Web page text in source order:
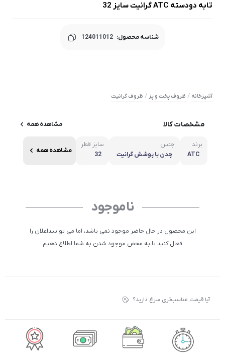
تابه دودسته ATC گرانیت سایز 32
شناسه محصول: 124011012
آشپزخانه / ظروف پخت و پز / ظروف گرانیت
مشخصات کالا مشاهده همه
برند
ATC
جنس
چدن با پوشش گرانیت
سایز قطر
32
مشاهده همه
ناموجود
این محصول در حال حاضر موجود نمی باشد، اما می توانیداعلان را
فعال کنید تا به محض موجود شدن به شما اطلاع دهیم
آیا قیمت مناسب‌تری سراغ دارید؟